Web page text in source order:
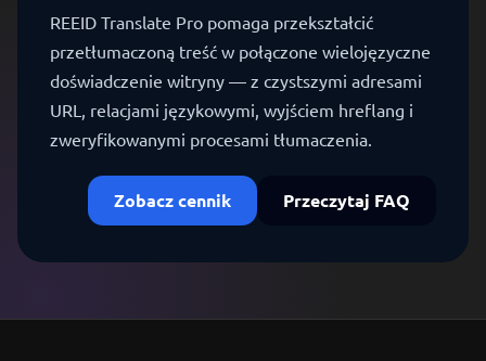
REEID Translate Pro pomaga przekształcić
przetłumaczoną treść w połączone wielojęzyczne
doświadczenie witryny — z czystszymi adresami
URL, relacjami językowymi, wyjściem hreflang i
zweryfikowanymi procesami tłumaczenia.
Zobacz cennik Przeczytaj FAQ